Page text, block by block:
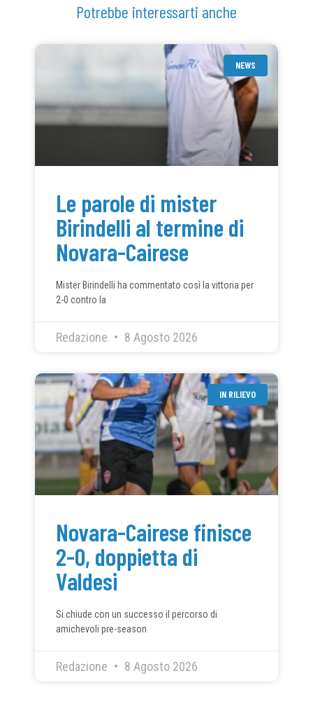
Potrebbe interessarti anche
NEWS
Le parole di mister
Birindelli al termine di
Novara-Cairese
Mister Birindelli ha commentato così la vittoria per
2-0 contro la
Redazione 8 Agosto 2026
IN RILIEVO
Novara-Cairese finisce
2-0, doppietta di
Valdesi
Si chiude con un successo il percorso di
amichevoli pre-season
Redazione 8 Agosto 2026